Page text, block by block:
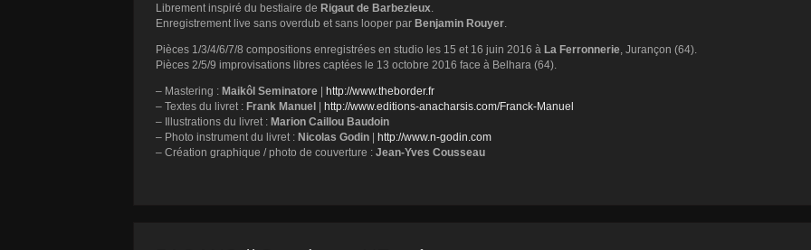
Librement inspiré du bestiaire de Rigaut de Barbezieux.
Enregistrement live sans overdub et sans looper par Benjamin Rouyer.
Pièces 1/3/4/6/7/8 compositions enregistrées en studio les 15 et 16 juin 2016 à La Ferronnerie, Jurançon (64).
Pièces 2/5/9 improvisations libres captées le 13 octobre 2016 face à Belhara (64).
– Mastering : Maikôl Seminatore
http://www.theborder.fr
– Textes du livret : Frank Manuel
http://www.editions-anacharsis.com/Franck-Manuel
– Illustrations du livret : Marion Caillou Baudoin
– Photo instrument du livret : Nicolas Godin
http://www.n-godin.com
– Création graphique / photo de couverture : Jean-Yves Cousseau